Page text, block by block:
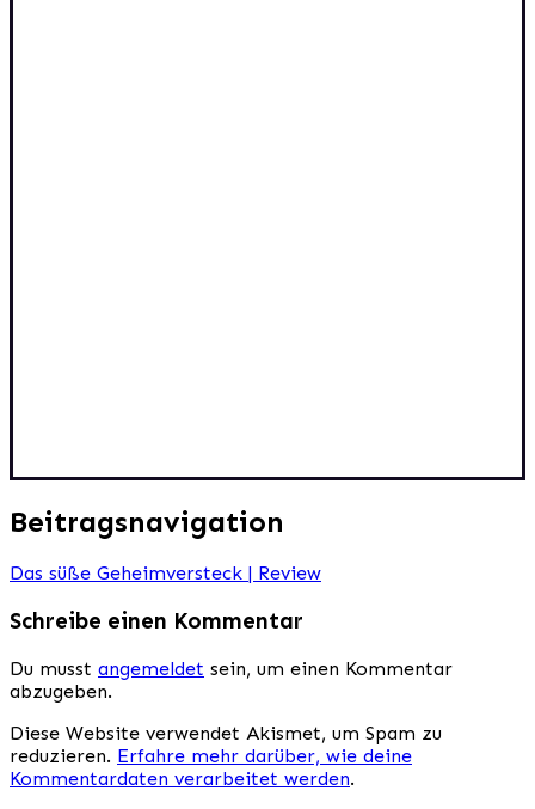
Beitragsnavigation
Das süße Geheimversteck | Review
Schreibe einen Kommentar
Du musst angemeldet sein, um einen Kommentar
abzugeben.
Diese Website verwendet Akismet, um Spam zu
reduzieren. Erfahre mehr darüber, wie deine
Kommentardaten verarbeitet werden.